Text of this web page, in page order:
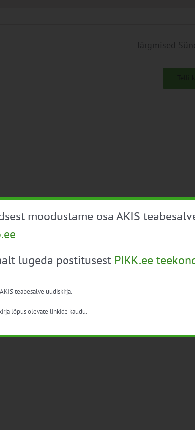
Järgmised
moodustame osa AKIS
lugeda postitusest PIKK.ee
teabesalve uudiskirja.
lõpus olevate linkide kaudu.